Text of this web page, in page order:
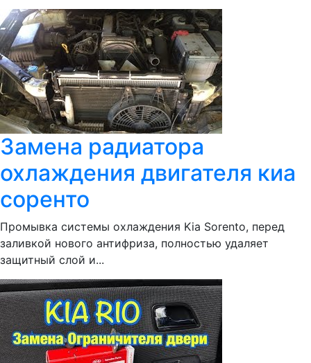
Замена радиатора
охлаждения двигателя киа
соренто
Промывка системы охлаждения Kia Sorento, перед
заливкой нового антифриза, полностью удаляет
защитный слой и...